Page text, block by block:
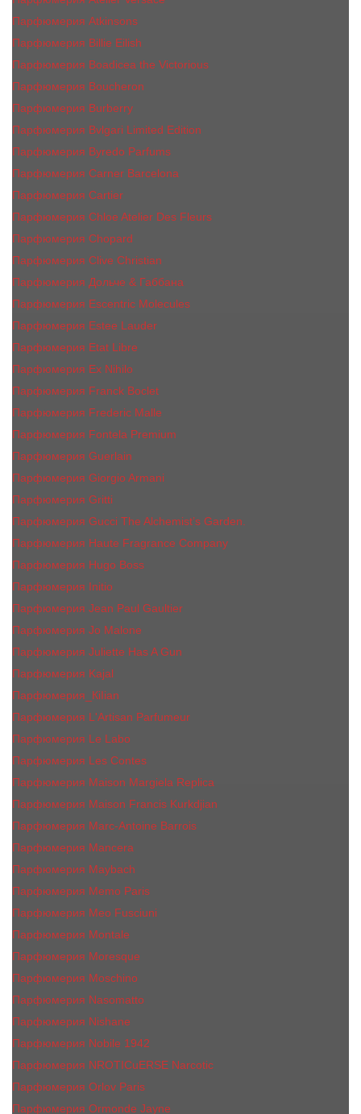
Парфюмерия Atkinsons
Парфюмерия Billie Eilish
Парфюмерия Boadicea the Victorious
Парфюмерия Boucheron
Парфюмерия Burberry
Парфюмерия Bvlgari Limited Edition
Парфюмерия Byredo Parfums
Парфюмерия Carner Barcelona
Парфюмерия Cartier
Парфюмерия Chloe Atelier Des Fleurs
Парфюмерия Сhopard
Парфюмерия Clive Christian
Парфюмерия Дольче & Габбана
Парфюмерия Escentric Molecules
Парфюмерия Estee Lаudеr
Парфюмерия Etat Libre
Парфюмерия Ex Nihilo
Парфюмерия Franck Boclet
Парфюмерия Frеderic Mаlle
Парфюмерия Fontela Premium
Парфюмерия Guerlain
Парфюмерия Giorgio Armani
Парфюмерия Gritti
Парфюмерия Gucci The Alchemist’s Garden.
Парфюмерия Haute Fragrance Company
Парфюмерия Hugo Boss
Парфюмерия Initio
Парфюмерия Jean Paul Gaultier
Парфюмерия Jо Malоnе
Парфюмерия Juliette Has A Gun
Парфюмерия Kajal
Парфюмерия_КiIiаn
Парфюмерия L'Artisan Parfumeur
Парфюмерия Le Labo
Парфюмерия Les Contes
Парфюмерия Maison Margiela Replica
Парфюмерия Maison Francis Kurkdjian
Парфюмерия Marc-Antoine Barrois
Парфюмерия Mancera
Парфюмерия Maybach
Парфюмерия Memo Paris
Парфюмерия Meo Fusciuni
Парфюмерия Montale
Парфюмерия Moresque
Парфюмерия Moschino
Парфюмерия Nasomatto
Парфюмерия Nishane
Парфюмерия Nobile 1942
Парфюмерия NROTICuERSE Narcotic
Парфюмерия Orlov Paris
Парфюмерия Ormonde Jayne